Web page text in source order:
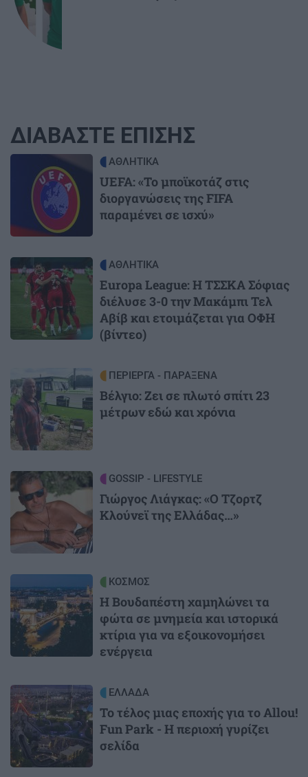
ΔΙΑΒΑΣΤΕ ΕΠΙΣΗΣ
ΑΘΛΗΤΙΚΑ
UEFA: «Το μποϊκοτάζ στις
διοργανώσεις της FIFA
παραμένει σε ισχύ»
Image ΑΘΛΗΤΙΚΑ
Europa League: Η ΤΣΣΚΑ Σόφιας
διέλυσε 3-0 την Μακάμπι Τελ
Αβίβ και ετοιμάζεται για ΟΦΗ
(βίντεο)
Image ΠΕΡΙΕΡΓΑ - ΠΑΡΑΞΕΝΑ
Βέλγιο: Ζει σε πλωτό σπίτι 23
μέτρων εδώ και χρόνια
Image GOSSIP - LIFESTYLE
Γιώργος Λιάγκας: «Ο Τζορτζ
Κλούνεϊ της Ελλάδας…»
ΚΟΣΜΟΣ
Η Βουδαπέστη χαμηλώνει τα
φώτα σε μνημεία και ιστορικά
κτίρια για να εξοικονομήσει
ενέργεια
Image ΕΛΛΑΔΑ
Το τέλος μιας εποχής για το Allou!
Fun Park - Η περιοχή γυρίζει
σελίδα